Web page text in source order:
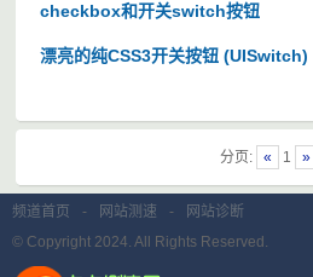
checkbox和开关switch按钮
漂亮的纯CSS3开关按钮 (UISwitch)
分页: « 1 »
频道首页 - 网站测速 -
网站诊断
© Copyright 2024. All Rights Reserved.